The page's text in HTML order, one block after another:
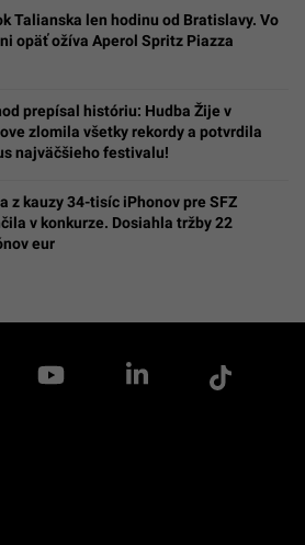
Talianska len hodinu od Bratislavy. Vo
opäť ožíva Aperol Spritz Piazza
prepísal históriu: Hudba Žije v
zlomila všetky rekordy a potvrdila
najväčšieho festivalu!
z kauzy 34-tisíc iPhonov pre SFZ
v konkurze. Dosiahla tržby 22
eur